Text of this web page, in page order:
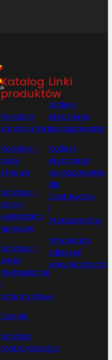
Katalog
produktów
Poradnik
konstruktora
Katalog –
pasy
klinowe
Katalog –
płyty i
wykładziny
gumowe
Katalog –
węże
hydrauliczne
i
przemysłowe
Cennik
Katalog
motoryzacyjny
Linki
Kodeks
etycznego
postępowania
Kodeks
etycznego
postępowania
dla
Dostawców
i
Producentów
Procedura
zgłoszeń
wewnętrznych